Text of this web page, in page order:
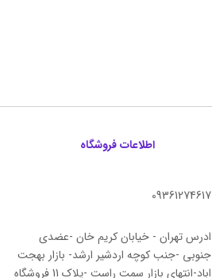
اطلاعات فروشگاه
09361274617
ادرس تهران - خیابان کریم خان -عضدی
جنوبی -جنب کوچه اردشیر ارشد- بازار بهجت
اباد-انتهای بازار سمت راست -پلاک 11 فروشگاه‌